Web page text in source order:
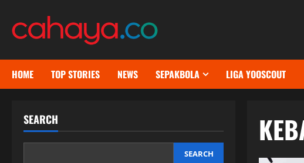
content
HOME TOP STORIES NEWS SEPAKBOLA LIGA YOOSCOUT
SEARCH
SEARCH